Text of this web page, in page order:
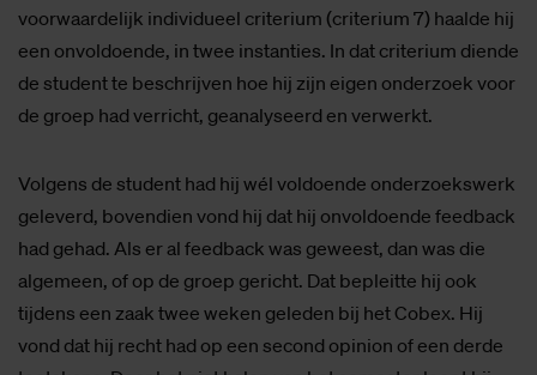
voorwaardelijk individueel criterium (criterium 7) haalde hij
een onvoldoende, in twee instanties. In dat criterium diende
de student te beschrijven hoe hij zijn eigen onderzoek voor
de groep had verricht, geanalyseerd en verwerkt.
Volgens de student had hij wél voldoende onderzoekswerk
geleverd, bovendien vond hij dat hij onvoldoende feedback
had gehad. Als er al feedback was geweest, dan was die
algemeen, of op de groep gericht. Dat bepleitte hij ook
tijdens een zaak twee weken geleden bij het Cobex. Hij
vond dat hij recht had op een second opinion of een derde